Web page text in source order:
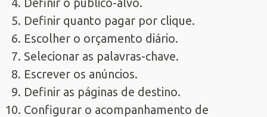
Definir quanto pagar por clique.
Escolher o orçamento diário.
Selecionar as palavras-chave.
Escrever os anúncios.
Definir as páginas de destino.
Configurar o acompanhamento de